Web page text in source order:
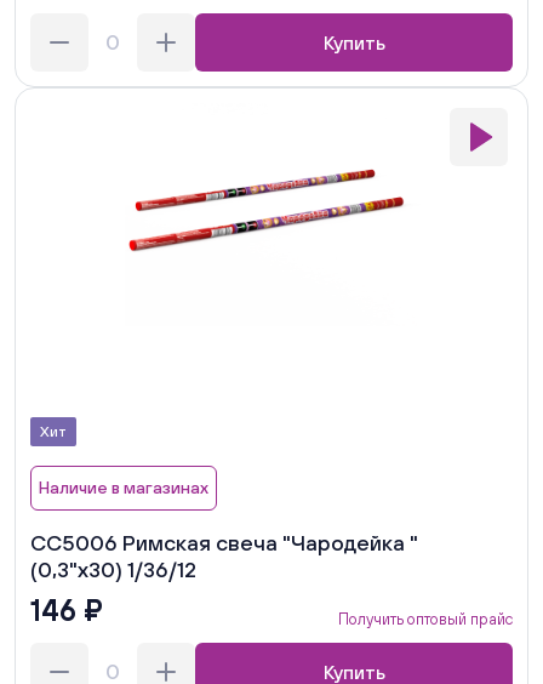
Купить
Хит
Наличие в магазинах
СС5006 Римская свеча "Чародейка "
(0,3"х30) 1/36/12
146 ₽ Получить оптовый прайс
Купить